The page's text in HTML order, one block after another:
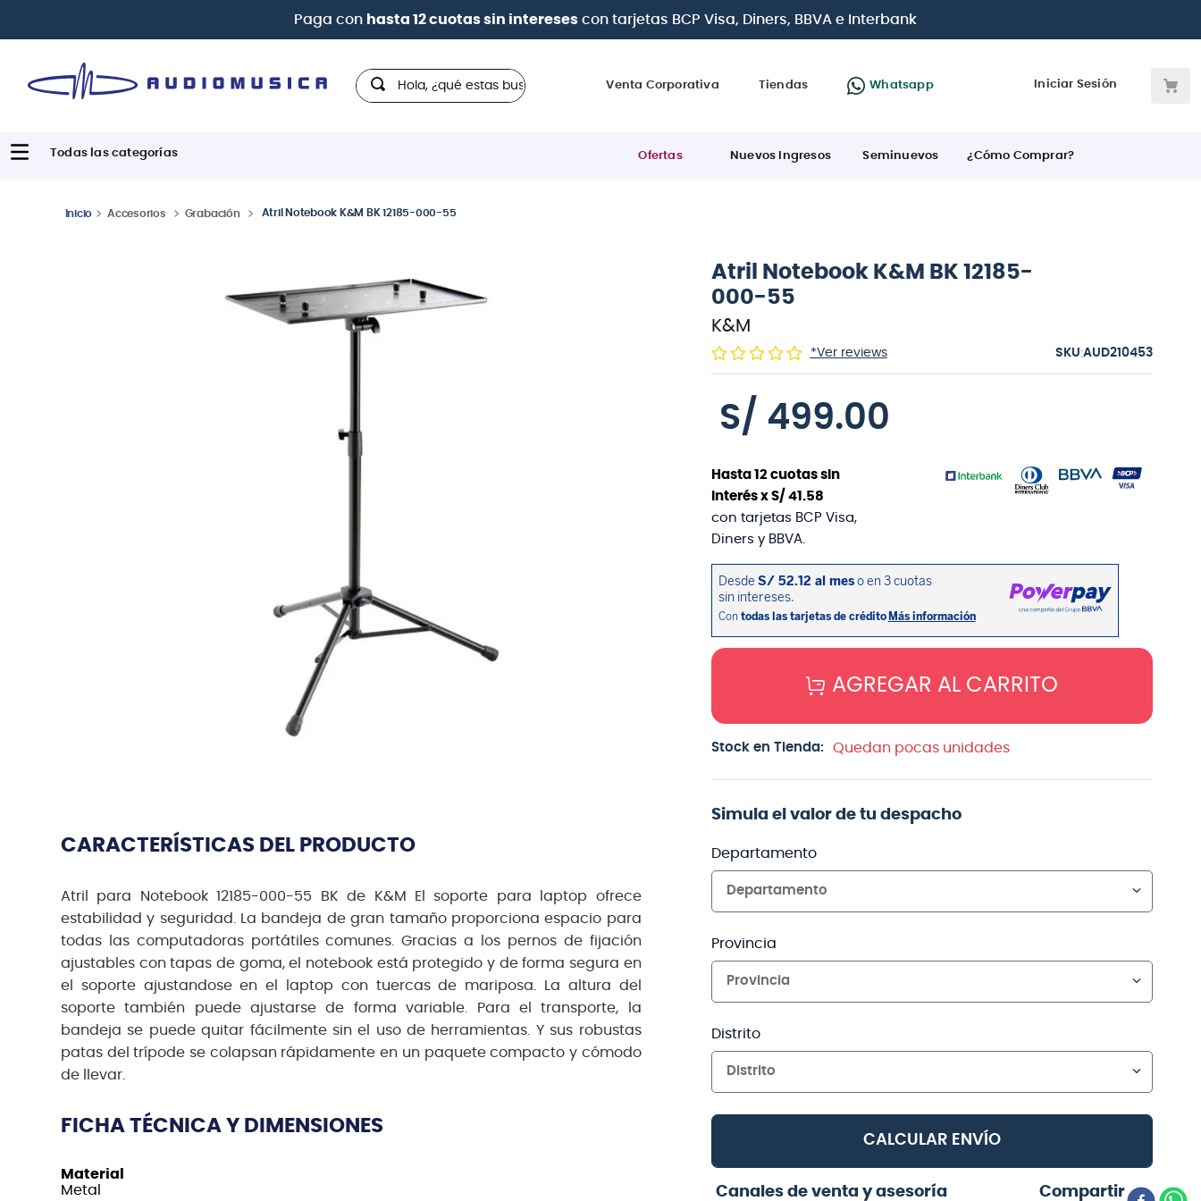
Paga con hasta 12 cuotas sin interesescon tarjetas BCP Visa, Diners, BBVA e Interbank
Hola, ¿qué estas buscando?
Venta Corporativa Tiendas Whatsapp Iniciar Sesión
Ofertas Nuevos Ingresos Seminuevos ¿Cómo Comprar?
Accesorios Grabación Atril Notebook K&M BK 12185-000-55
CARACTERÍSTICAS DEL PRODUCTO
Atril para Notebook 12185-000-55 BK de K&M El soporte para laptop ofrece
estabilidad y seguridad. La bandeja de gran tamaño proporciona espacio para
todas las computadoras portátiles comunes. Gracias a los pernos de fijación
ajustables con tapas de goma, el notebook está protegido y de forma segura en
el soporte ajustandose en el laptop con tuercas de mariposa. La altura del
soporte también puede ajustarse de forma variable. Para el transporte, la
bandeja se puede quitar fácilmente sin el uso de herramientas. Y sus robustas
patas del trípode se colapsan rápidamente en un paquete compacto y cómodo
de llevar.
FICHA TÉCNICA Y DIMENSIONES
Material
Metal
Atril Notebook K&M BK 12185-
000-55
K&M
*Ver reviews :AUD210453
S/ 499.00
Hasta 12cuotas sin
interés x S/ 41 .58
con tarjetas BCP Visa,
Diners y BBVA.
AGREGAR AL CARRITO
Stock en Tienda: Quedan pocas unidades
Simula el valor de tu despacho
Departamento
Departamento
Provincia
Provincia
Distrito
Distrito
CALCULAR ENVÍO
Canales de venta y asesoría